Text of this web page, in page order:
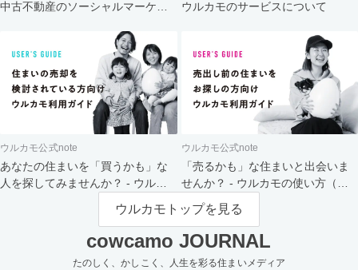
中古不動産のソーシャルマーケッ
ウルカモのサービスについて
ウルカモ公式note
あなたの住まいを「買うかも」な
人を探してみませんか？ - ウルカ
ウルカモ公式note
「売るかも」な住まいと出会いま
せんか？ - ウルカモの使い方（買
主さま向け）
ウルカモトップを見る
cowcamo JOURNAL
たのしく、かしこく、人生を彩る住まいメディア